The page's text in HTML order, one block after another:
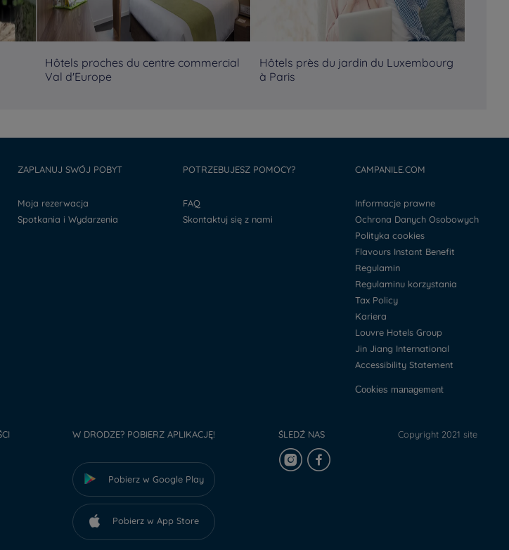
Hôtels proches du centre commercial
Val d'Europe
Hôtels près du jardin du Luxembourg
à Paris
ZAPLANUJ SWÓJ POBYT
Moja rezerwacja
Spotkania i Wydarzenia
POTRZEBUJESZ POMOCY?
FAQ
Skontaktuj się z nami
CAMPANILE.COM
Informacje prawne
Ochrona Danych Osobowych
Polityka cookies
Flavours Instant Benefit
Regulamin
Regulaminu korzystania
Tax Policy
Kariera
Louvre Hotels Group
Jin Jiang International
Accessibility Statement
Cookies management
W DRODZE? POBIERZ APLIKACJĘ!
Pobierz w Google Play
Pobierz w App Store
ŚLEDŹ NAS Copyright 2021 site